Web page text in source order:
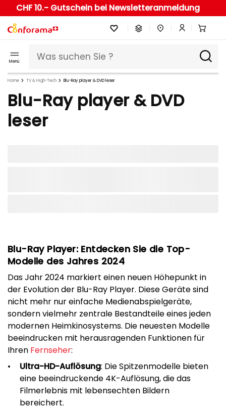
CHF 10.- Gutschein bei Newsletteranmeldung
Menü
Home TV & High-Tech Blu-Ray player & DVD leser
Blu-Ray player & DVD
leser
Blu-Ray Player: Entdecken Sie die Top-
Modelle des Jahres 2024
Das Jahr 2024 markiert einen neuen Höhepunkt in
der Evolution der Blu-Ray Player. Diese Geräte sind
nicht mehr nur einfache Medienabspielgeräte,
sondern vielmehr zentrale Bestandteile eines jeden
modernen Heimkinosystems. Die neuesten Modelle
beeindrucken mit herausragenden Funktionen für
Ihren Fernseher:
Ultra-HD-Auflösung: Die Spitzenmodelle bieten
eine beeindruckende 4K-Auflösung, die das
Filmerlebnis mit lebensechten Bildern
bereichert.